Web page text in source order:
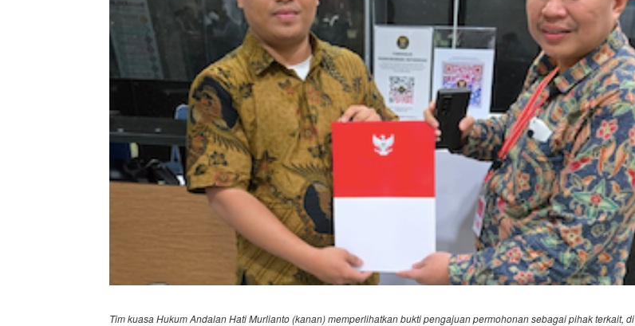
Tim kuasa Hukum Andalan Hati Murlianto (kanan) memperlihatkan bukti pengajuan permohonan sebagai pihak terkait, di